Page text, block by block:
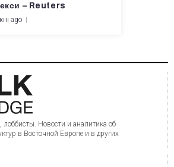
– Reuters
ago
лоббисты. Новости и аналитика об
в Восточной Европе и в других